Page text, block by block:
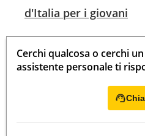
d'Italia per i giovani
Cerchi qualcosa o cerchi
assistente personale ti